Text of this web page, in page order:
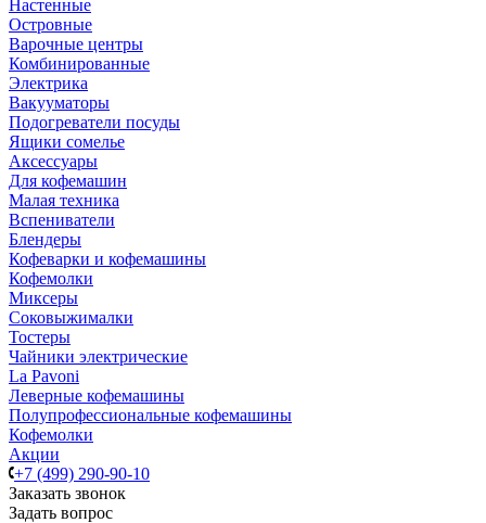
Настенные
Островные
Варочные центры
Комбинированные
Электрика
Вакууматоры
Подогреватели посуды
Ящики сомелье
Аксессуары
Для кофемашин
Малая техника
Вспениватели
Блендеры
Кофеварки и кофемашины
Кофемолки
Миксеры
Соковыжималки
Тостеры
Чайники электрические
La Pavoni
Леверные кофемашины
Полупрофессиональные кофемашины
Кофемолки
Акции
+7 (499) 290-90-10
Заказать звонок
Задать вопрос